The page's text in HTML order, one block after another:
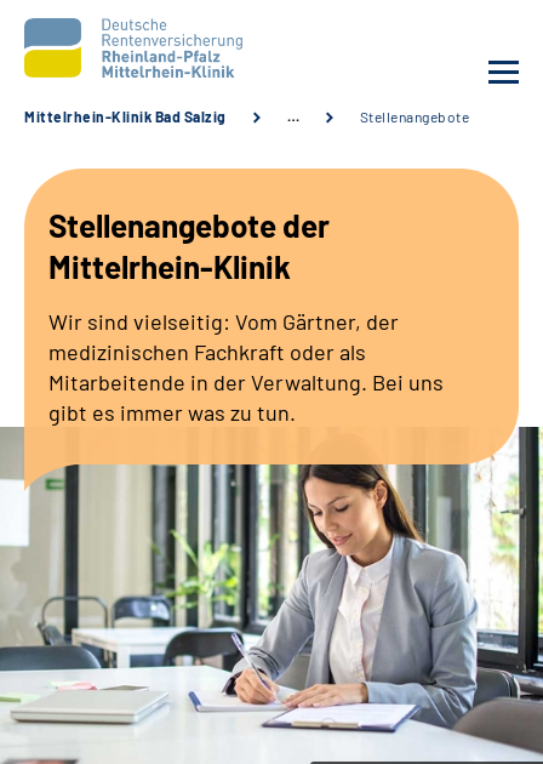
Unsere Angebote
Karriere
Zuweisende &
Leichte Sprache
Gebärdensprache
Mittelrhein-Klinik Bad Salzig … Stellenangebote
Stellenangebote der
Mittelrhein-Klinik
Wir sind vielseitig: Vom Gärtner, der
medizinischen Fachkraft oder als
Mitarbeitende in der Verwaltung. Bei uns
gibt es immer was zu tun.